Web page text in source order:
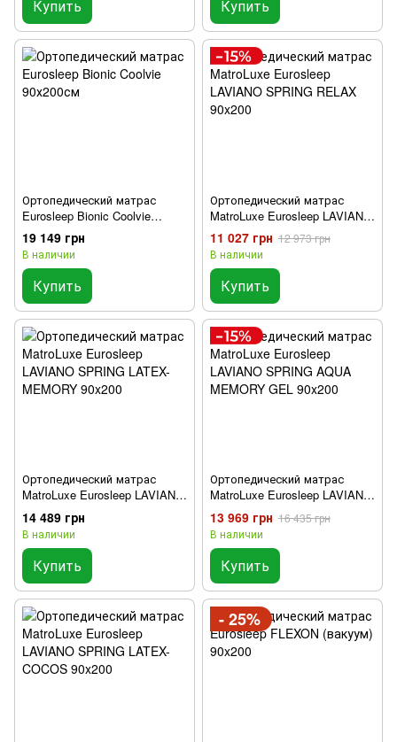
Купить Купить
Ортопедический матрас
Eurosleep Bionic Coolvie
90х200см
19 149 грн
В наличии
Купить
Ортопедический матрас
MatroLuxe Eurosleep LAVIANO
SPRING RELAX 90x200
11 027 грн 12 973 грн
В наличии
Купить
Ортопедический матрас
MatroLuxe Eurosleep LAVIANO
SPRING LATEX-MEMORY
90x200
14 489 грн
В наличии
Купить
Ортопедический матрас
MatroLuxe Eurosleep LAVIANO
SPRING AQUA MEMORY GEL
90x200
13 969 грн 16 435 грн
В наличии
Купить
- 25%